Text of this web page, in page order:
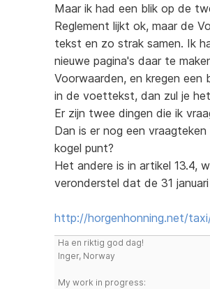
Maar ik had een blik op de
Reglement lijkt ok, maar de
tekst en zo strak samen. Ik
nieuwe pagina's daar te
Voorwaarden, en kregen een
in de voettekst, dan zul je
Er zijn twee dingen die ik
Dan is er nog een
kogel punt?
Het andere is in artikel 13.4,
veronderstel dat de 31
http://horgenhonning.net/
Ha en riktig god dag!
Inger, Norway
My work in progress: